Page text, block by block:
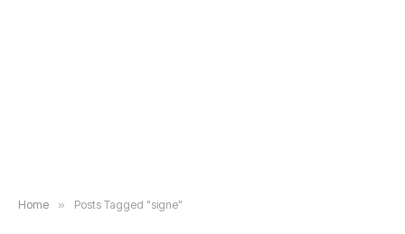
Home » Posts Tagged "signe"